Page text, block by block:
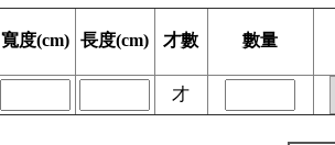
寬度(cm) 長度(cm) 才數 數量
才